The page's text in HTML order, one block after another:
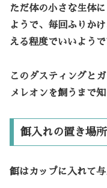
ただ体の小さな生体
ようで、毎回ふりか
える程度でいいようで
このダスティングと
メレオンを飼うまで
餌入れの置き場
餌はカップに入れて与